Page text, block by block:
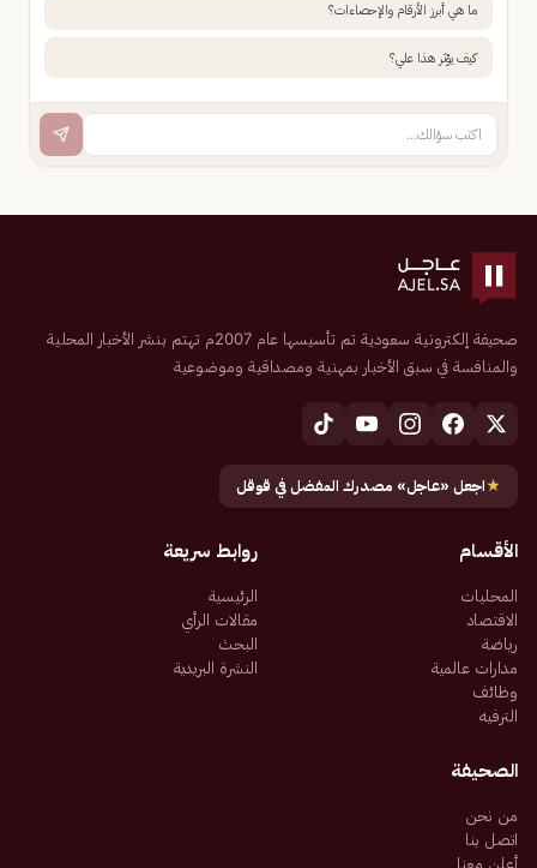
ما هي أبرز الأرقام والإحصاءات؟
كيف يؤثر هذا علي؟
صحيفة إلكترونية سعودية تم تأسيسها عام 2007م تهتم بنشر الأخبار المحلية
والمنافسة في سبق الأخبار بمهنية ومصداقية وموضوعية
★اجعل «عاجل» مصدرك المفضل في قوقل
الأقسام
المحليات
الاقتصاد
رياضة
مدارات عالمية
وظائف
الترفيه
روابط سريعة
الرئيسية
مقالات الرأي
البحث
النشرة البريدية
الصحيفة
من نحن
اتصل بنا
أعلن معنا